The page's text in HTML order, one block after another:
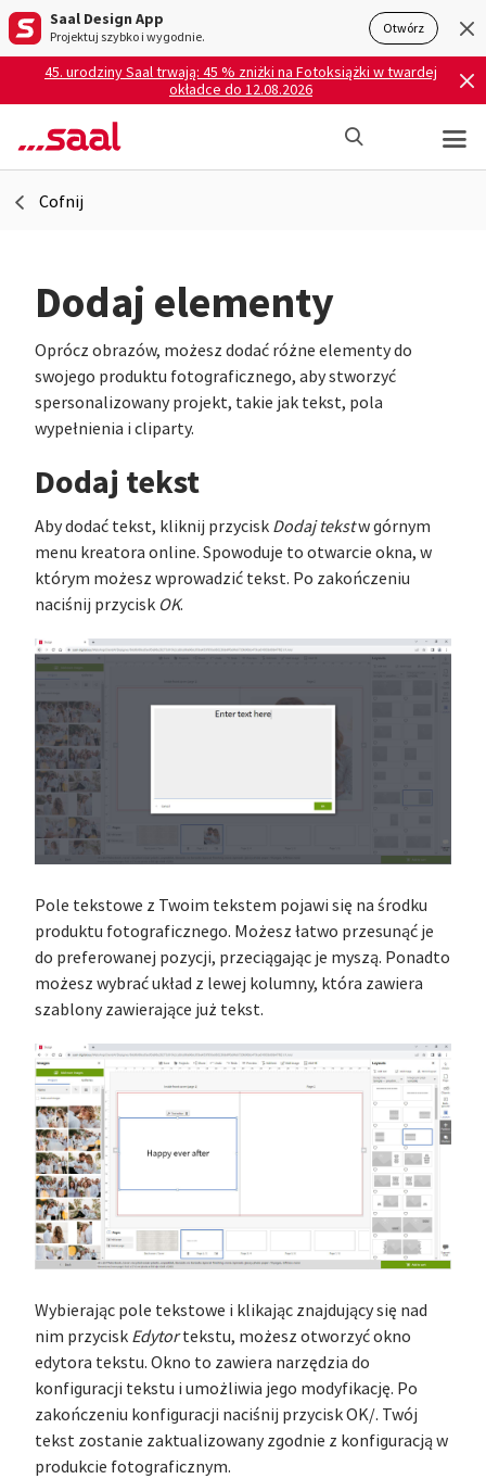
Saal Design App
Projektuj szybko i wygodnie. Otwórz
45. urodziny Saal trwają: 45 % zniżki na Fotoksiążki w twardej
okładce do 12.08.2026
Cofnij
Dodaj elementy
Oprócz obrazów, możesz dodać różne elementy do
swojego produktu fotograficznego, aby stworzyć
spersonalizowany projekt, takie jak tekst, pola
wypełnienia i cliparty.
Dodaj tekst
Aby dodać tekst, kliknij przycisk Dodaj tekstw górnym
menu kreatora online. Spowoduje to otwarcie okna, w
którym możesz wprowadzić tekst. Po zakończeniu
naciśnij przycisk OK.
Pole tekstowe z Twoim tekstem pojawi się na środku
produktu fotograficznego. Możesz łatwo przesunąć je
do preferowanej pozycji, przeciągając je myszą. Ponadto
możesz wybrać układ z lewej kolumny, która zawiera
szablony zawierające już tekst.
Wybierając pole tekstowe i klikając znajdujący się nad
nim przycisk Edytortekstu, możesz otworzyć okno
edytora tekstu. Okno to zawiera narzędzia do
konfiguracji tekstu i umożliwia jego modyfikację. Po
zakończeniu konfiguracji naciśnij przycisk OK/. Twój
tekst zostanie zaktualizowany zgodnie z konfiguracją w
produkcie fotograficznym.